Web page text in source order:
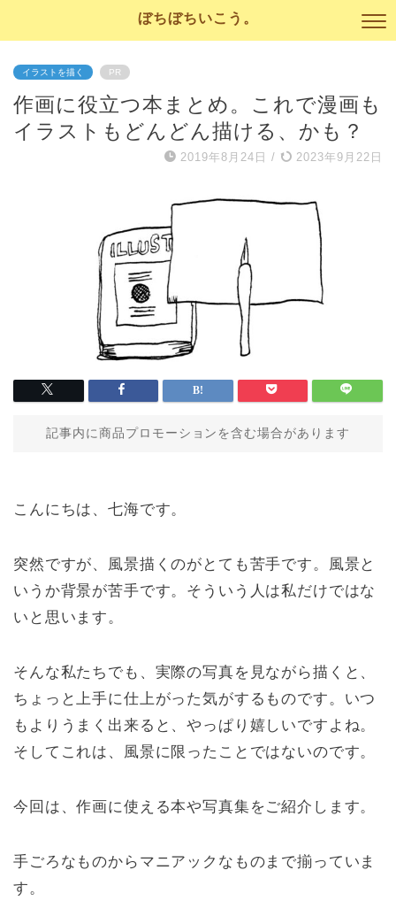
ぼちぼちいこう。
イラストを描く PR
作画に役立つ本まとめ。これで漫画も
イラストもどんどん描ける、かも？
2019年8月24日 / 2023年9月22日
記事内に商品プロモーションを含む場合があります
こんにちは、七海です。
突然ですが、風景描くのがとても苦手です。風景と
いうか背景が苦手です。そういう人は私だけではな
いと思います。
そんな私たちでも、実際の写真を見ながら描くと、
ちょっと上手に仕上がった気がするものです。いつ
もよりうまく出来ると、やっぱり嬉しいですよね。
そしてこれは、風景に限ったことではないのです。
今回は、作画に使える本や写真集をご紹介します。
手ごろなものからマニアックなものまで揃っていま
す。